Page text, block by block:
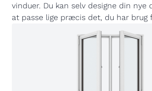
vinduer. Du kan selv designe din nye
at passe lige præcis det, du har brug